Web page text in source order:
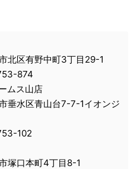
北区有野中町3丁目29-1
874
ムス山店
垂水区青山台7-7-1イオンジ
102
塚口本町4丁目8-1